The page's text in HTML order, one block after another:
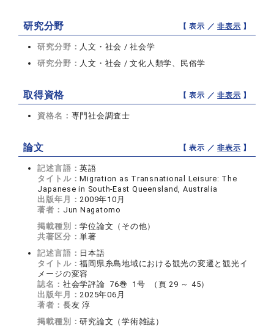
研究分野 【 表示 ／非表示 】
研究分野： 人文・社会 / 社会学
研究分野： 人文・社会 / 文化人類学、民俗学
取得資格 【 表示 ／非表示 】
資格名： 専門社会調査士
論文 【 表示 ／非表示 】
記述言語：英語
タイトル：Migration as Transnational Leisure: The
Japanese in South-East Queensland, Australia
出版年月：2009年10月
著者： Jun Nagatomo
掲載種別：学位論文（その他）
共著区分：単著
記述言語： 日本語
タイトル：福岡県糸島地域における観光の変遷と観光イ
メージの変容
誌名： 社会学評論 76巻 1号 （頁 29 ～ 45）
出版年月：2025年06月
著者： 長友 淳
掲載種別：研究論文（学術雑誌）